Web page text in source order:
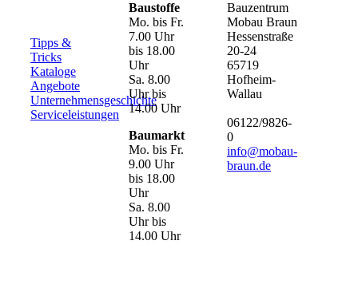
Tipps &
Tricks
Kataloge
Angebote
Unternehmensgeschichte
Serviceleistungen
Baustoffe
Mo. bis Fr.
7.00 Uhr
bis 18.00
Uhr
Sa. 8.00
Uhr bis
14.00 Uhr
Baumarkt
Mo. bis Fr.
9.00 Uhr
bis 18.00
Uhr
Sa. 8.00
Uhr bis
14.00 Uhr
Bauzentrum
Mobau Braun
Hessenstraße
20-24
65719
Hofheim-
Wallau
06122/9826-
0
info@mobau-
braun.de